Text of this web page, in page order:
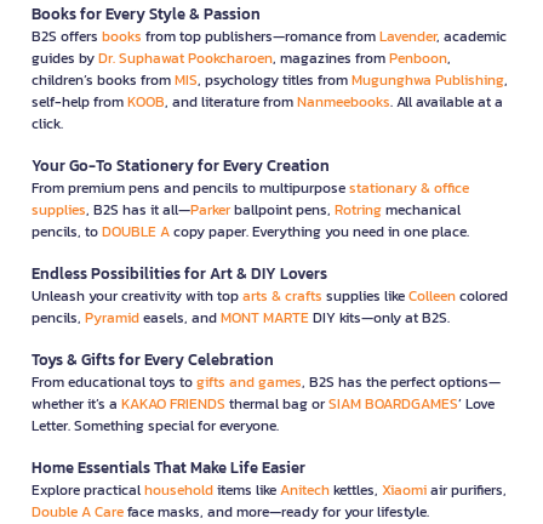
Books for Every Style & Passion
B2S offers books from top publishers—romance fromLavender, academic
guides byDr. Suphawat Pookcharoen, magazines fromPenboon,
children’s books fromMIS, psychology titles fromMugunghwa Publishing,
self-help fromKOOB, and literature fromNanmeebooks. All available at a
click.
Your Go-To Stationery for Every Creation
From premium pens and pencils to multipurposestationary & office
supplies, B2S has it all—Parkerballpoint pens, Rotringmechanical
pencils, toDOUBLE Acopy paper. Everything you need in one place.
Endless Possibilities for Art & DIY Lovers
Unleash your creativity with toparts & crafts supplies likeColleencolored
pencils, Pyramideasels, andMONT MARTEDIY kits—only at B2S.
Toys & Gifts for Every Celebration
From educational toys togifts and games, B2S has the perfect options—
whether it’s a KAKAO FRIENDS thermal bag orSIAM BOARDGAMES’ Love
Letter. Something special for everyone.
Home Essentials That Make Life Easier
Explore practicalhouseholditems likeAnitechkettles, Xiaomiair purifiers,
Double A Careface masks, and more—ready for your lifestyle.